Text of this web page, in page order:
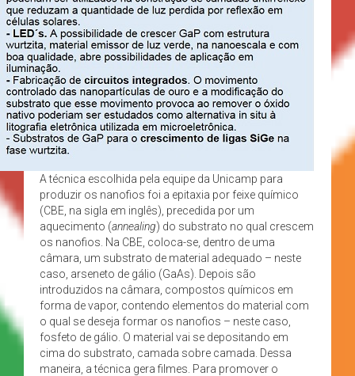
A técnica escolhida pela equipe da Unicamp para
produzir os nanofios foi a epitaxia por feixe químico
(CBE, na sigla em inglês), precedida por um
aquecimento (annealing) do substrato no qual crescem
os nanofios. Na CBE, coloca-se, dentro de uma
câmara, um substrato de material adequado – neste
caso, arseneto de gálio (GaAs). Depois são
introduzidos na câmara, compostos químicos em
forma de vapor, contendo elementos do material com
o qual se deseja formar os nanofios – neste caso,
fosfeto de gálio. O material vai se depositando em
cima do substrato, camada sobre camada. Dessa
maneira, a técnica gera filmes. Para promover o